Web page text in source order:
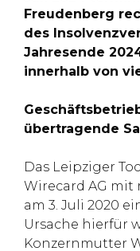
Freudenberg
des
Jahresende
innerhalb von
übertragende
Das Leipziger
Wirecard AG
am 3. Juli 2020
Ursache hierfür
Konzernmutter